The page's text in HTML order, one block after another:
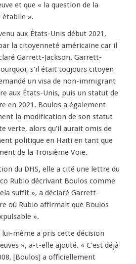
et que « la question de la
».
aux États-Unis début 2021,
la citoyenneté américaine car il
Garrett-Jackson. Garrett-
s'il était toujours citoyen
un visa de non-immigrant
aux États-Unis, puis un statut de
en 2021. Boulos a également
la modification de son statut
verte, alors qu'il aurait omis de
politique en Haïti en tant que
de la Troisième Voie.
du DHS, elle a cité une lettre du
Rubio décrivant Boulos comme
suffit », a déclaré Garrett-
où Rubio affirmait que Boulos
».
lui-même a pris cette décision
», a-t-elle ajouté. « C'est déjà
[Boulos] a officiellement